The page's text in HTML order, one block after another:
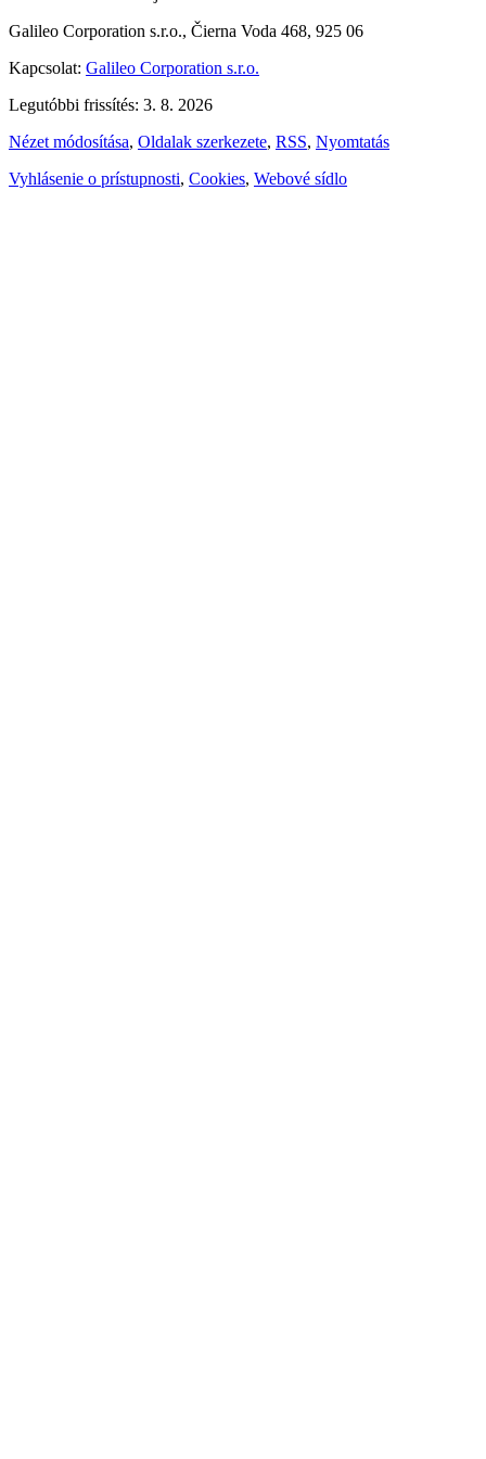
Galileo Corporation s.r.o., Čierna Voda 468, 925 06
Kapcsolat: Galileo Corporation s.r.o.
Legutóbbi frissítés: 3. 8. 2026
Nézet módosítása, Oldalak szerkezete, RSS, Nyomtatás
Vyhlásenie o prístupnosti, Cookies, Webové sídlo